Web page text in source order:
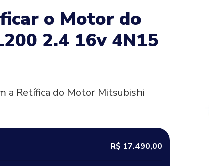
o Motor do
2.4 16v 4N15
a Retífica do Motor Mitsubishi
R$ 17.490,00